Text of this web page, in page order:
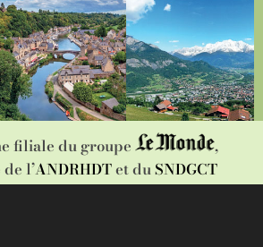
filiale du groupe
,
l’ANDRHDTet duSNDGCT